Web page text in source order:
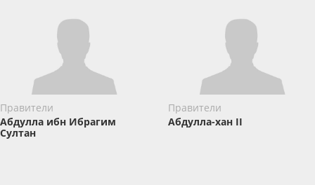
Правители
Абдулла ибн Ибрагим
Cултан
Правители
Абдулла-хан II